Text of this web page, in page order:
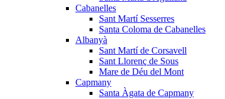
Cabanelles
Sant Martí Sesserres
Santa Coloma de Cabanelles
Albanyà
Sant Martí de Corsavell
Sant Llorenç de Sous
Mare de Déu del Mont
Capmany
Santa Àgata de Capmany